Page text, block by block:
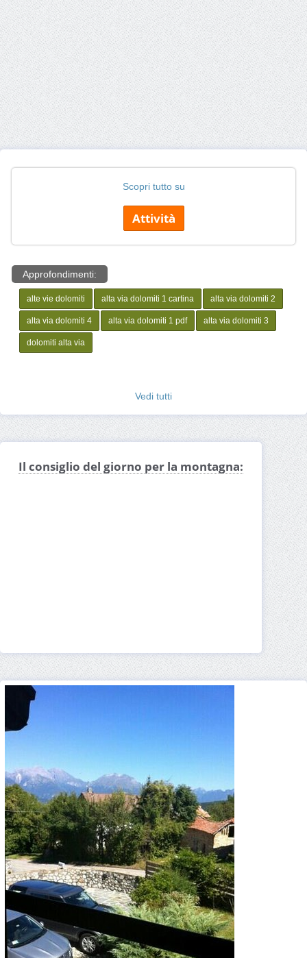
Scopri tutto su
Attività
Approfondimenti:
alte vie dolomiti alta via dolomiti 1 cartina alta via dolomiti 2
alta via dolomiti 4 alta via dolomiti 1 pdf alta via dolomiti 3
dolomiti alta via
Vedi tutti
Il consiglio del giorno per la montagna: